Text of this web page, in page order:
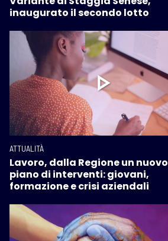
inaugurato il secondo lotto
ATTUALITÀ
Lavoro, dalla Regione un nuovo
piano di interventi: giovani,
formazione e crisi aziendali